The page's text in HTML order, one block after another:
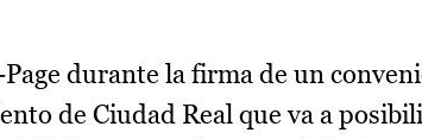
durante la firma de un
de Ciudad Real que va a